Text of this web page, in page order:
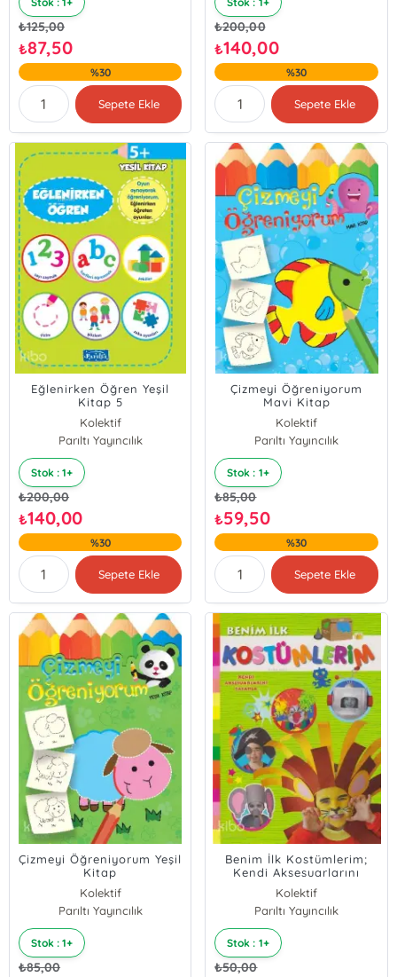
₺125,00
₺87,50
%30
Sepete Ekle
₺200,00
₺140,00
%30
Sepete Ekle
Eğlenirken Öğren Yeşil
Kitap 5
Kolektif
Parıltı Yayıncılık
Stok : 1+
₺200,00
₺140,00
%30
Sepete Ekle
Çizmeyi Öğreniyorum
Mavi Kitap
Kolektif
Parıltı Yayıncılık
Stok : 1+
₺85,00
₺59,50
%30
Sepete Ekle
Çizmeyi Öğreniyorum Yeşil
Kitap
Kolektif
Parıltı Yayıncılık
Stok : 1+
₺85,00
Benim İlk Kostümlerim;
Kendi Aksesuarlarını
Tasarla
Kolektif
Parıltı Yayıncılık
Stok : 1+
₺50,00